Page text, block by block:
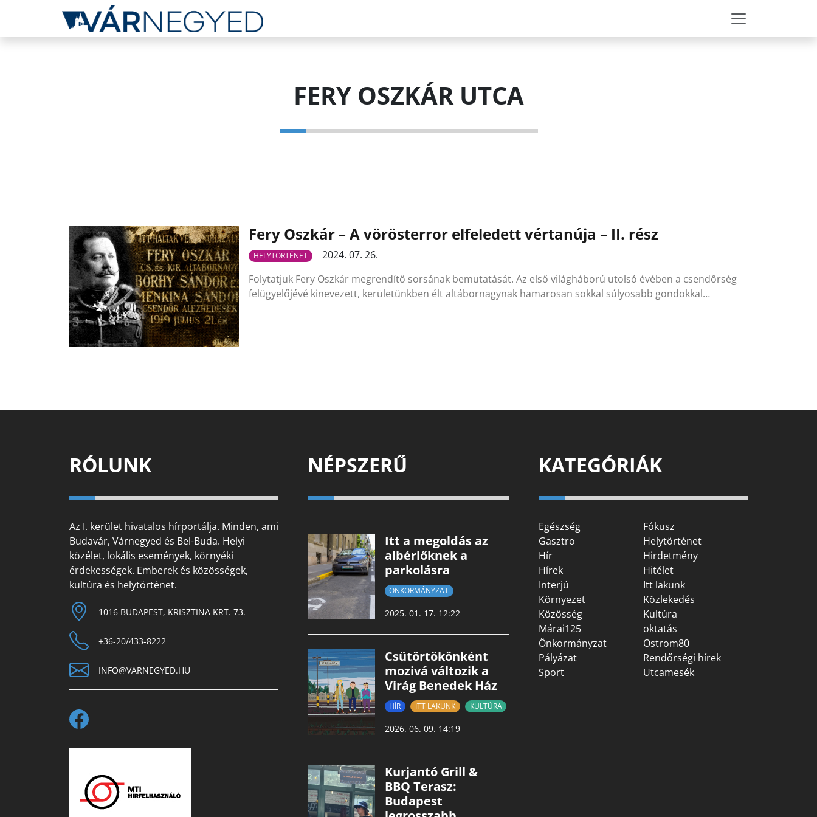
FERY OSZKÁR UTCA
Fery Oszkár – A vörösterror elfeledett vértanúja – II. rész
HELYTÖRTÉNET
2024. 07. 26.
Folytatjuk Fery Oszkár megrendítő sorsának bemutatását. Az első világháború utolsó évében a csendőrség
felügyelőjévé kinevezett, kerületünkben élt altábornagynak hamarosan sokkal súlyosabb gondokkal…
RÓLUNK
Az I. kerület hivatalos hírportálja. Minden, ami
Budavár, Várnegyed és Bel-Buda. Helyi
közélet, lokális események, környéki
érdekességek. Emberek és közösségek,
kultúra és helytörténet.
1016 BUDAPEST, KRISZTINA KRT. 73.
+36-20/433-8222
INFO@VARNEGYED.HU
NÉPSZERŰ
Itt a megoldás az
albérlőknek a
parkolásra
ÖNKORMÁNYZAT
2025. 01. 17. 12:22
Csütörtökönként
mozivá változik a
Virág Benedek Ház
HÍR ITT LAKUNK KULTÚRA
2026. 06. 09. 14:19
Kurjantó Grill &
BBQ Terasz:
Budapest
KATEGÓRIÁK
Egészség
Fókusz
Gasztro
Helytörténet
Hír
Hirdetmény
Hírek
Hitélet
Interjú
Itt lakunk
Környezet
Közlekedés
Közösség
Kultúra
Márai125
oktatás
Önkormányzat
Ostrom80
Pályázat
Rendőrségi hírek
Sport
Utcamesék